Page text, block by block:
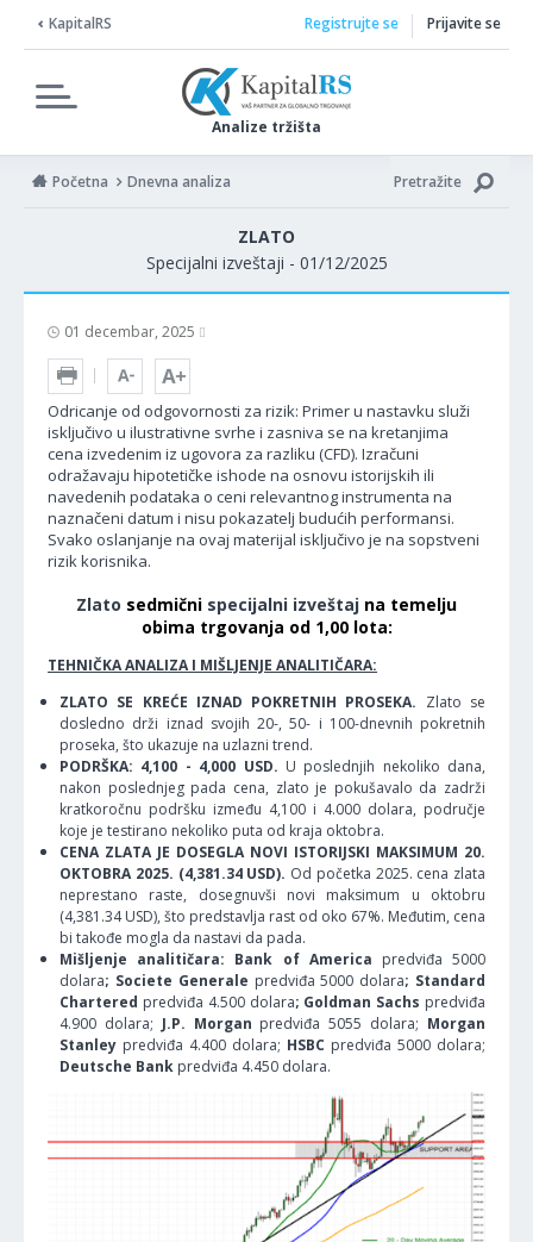
KapitalRS
Analize tržišta
Registrujte se Prijavite se
Početna Dnevna analiza Pretražite
ZLATO
Specijalni izveštaji - 01/12/2025
01 decembar, 2025
Odricanje od odgovornosti za rizik: Primer u nastavku služi
isključivo u ilustrativne svrhe i zasniva se na kretanjima
cena izvedenim iz ugovora za razliku (CFD). Izračuni
odražavaju hipotetičke ishode na osnovu istorijskih ili
navedenih podataka o ceni relevantnog instrumenta na
naznačeni datum i nisu pokazatelj budućih performansi.
Svako oslanjanje na ovaj materijal isključivo je na sopstveni
rizik korisnika.
Zlato sedmični specijalni izveštaj na temelju
obima trgovanja od 1,00 lota:
TEHNIČKA ANALIZA I MIŠLJENJE ANALITIČARA:
ZLATO SE KREĆE IZNAD POKRETNIH PROSEKA. Zlato se
dosledno drži iznad svojih 20-, 50- i 100-dnevnih pokretnih
proseka, što ukazuje na uzlazni trend.
PODRŠKA: 4,100 - 4,000 USD. U poslednjih nekoliko dana,
nakon poslednjeg pada cena, zlato je pokušavalo da zadrži
kratkoročnu podršku između 4,100 i 4.000 dolara, područje
koje je testirano nekoliko puta od kraja oktobra.
CENA ZLATA JE DOSEGLA NOVI ISTORIJSKI MAKSIMUM 20.
OKTOBRA 2025. (4,381.34 USD). Od početka 2025. cena zlata
neprestano raste, dosegnuvši novi maksimum u oktobru
(4,381.34 USD), što predstavlja rast od oko 67%. Međutim, cena
bi takođe mogla da nastavi da pada.
Mišljenje analitičara: Bank of America predviđa 5000
dolara; Societe Generale predviđa 5000 dolara; Standard
Chartered predviđa 4.500 dolara; Goldman Sachs predviđa
4.900 dolara; J.P. Morgan predviđa 5055 dolara; Morgan
Stanley predviđa 4.400 dolara; HSBC predviđa 5000 dolara;
Deutsche Bank predviđa 4.450 dolara.